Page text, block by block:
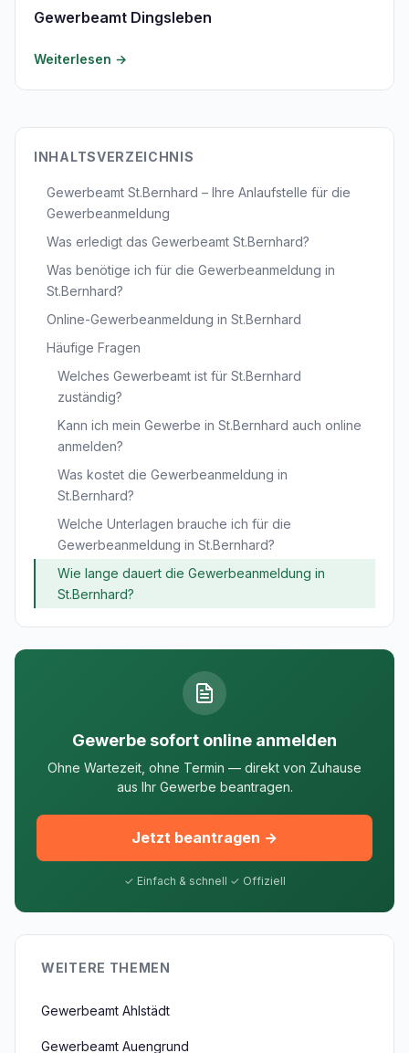
Gewerbeamt Dingsleben
Weiterlesen →
INHALTSVERZEICHNIS
Gewerbeamt St.Bernhard – Ihre Anlaufstelle für die
Gewerbeanmeldung
Was erledigt das Gewerbeamt St.Bernhard?
Was benötige ich für die Gewerbeanmeldung in
St.Bernhard?
Online-Gewerbeanmeldung in St.Bernhard
Häufige Fragen
Welches Gewerbeamt ist für St.Bernhard
zuständig?
Kann ich mein Gewerbe in St.Bernhard auch online
anmelden?
Was kostet die Gewerbeanmeldung in
St.Bernhard?
Welche Unterlagen brauche ich für die
Gewerbeanmeldung in St.Bernhard?
Wie lange dauert die Gewerbeanmeldung in
St.Bernhard?
Gewerbe sofort online anmelden
Ohne Wartezeit, ohne Termin — direkt von Zuhause
aus Ihr Gewerbe beantragen.
Jetzt beantragen →
✓ Einfach & schnell ✓ Offiziell
WEITERE THEMEN
Gewerbeamt Ahlstädt
Gewerbeamt Auengrund